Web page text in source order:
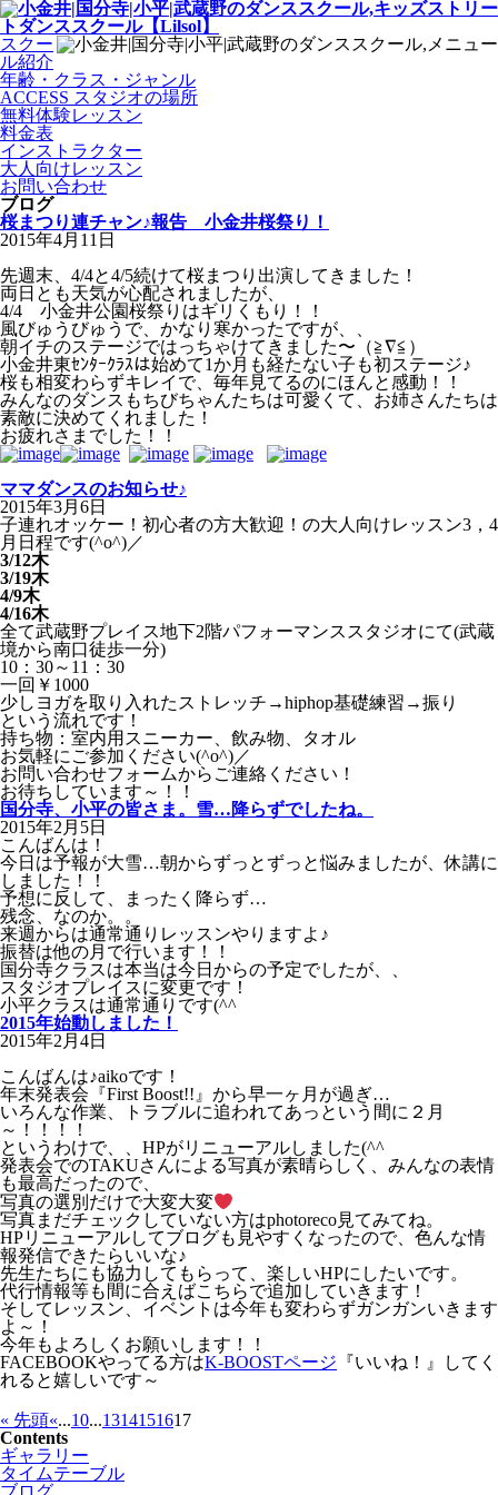
スクー
ル紹介
年齢・クラス・ジャンル
ACCESS スタジオの場所
無料体験レッスン
料金表
インストラクター
大人向けレッスン
お問い合わせ
ブログ
桜まつり連チャン♪報告 小金井桜祭り！
2015年4月11日
先週末、4/4と4/5続けて桜まつり出演してきました！
両日とも天気が心配されましたが、
4/4 小金井公園桜祭りはギリくもり！！
風びゅうびゅうで、かなり寒かったですが、、
朝イチのステージではっちゃけてきました〜（≧∇≦）
小金井東ｾﾝﾀｰｸﾗｽは始めて1か月も経たない子も初ステージ♪
桜も相変わらずキレイで、毎年見てるのにほんと感動！！
みんなのダンスもちびちゃんたちは可愛くて、お姉さんたちは
素敵に決めてくれました！
お疲れさまでした！！
ママダンスのお知らせ♪
2015年3月6日
子連れオッケー！初心者の方大歓迎！の大人向けレッスン3，4
月日程です(^o^)／
3/12木
3/19木
4/9木
4/16木
全て武蔵野プレイス地下2階パフォーマンススタジオにて(武蔵
境から南口徒歩一分)
10：30～11：30
一回￥1000
少しヨガを取り入れたストレッチ→hiphop基礎練習→振り
という流れです！
持ち物：室内用スニーカー、飲み物、タオル
お気軽にご参加ください(^o^)／
お問い合わせフォームからご連絡ください！
お待ちしています～！！
国分寺、小平の皆さま。雪…降らずでしたね。
2015年2月5日
こんばんは！
今日は予報が大雪…朝からずっとずっと悩みましたが、休講に
しました！！
予想に反して、まったく降らず…
残念、なのか。。
来週からは通常通りレッスンやりますよ♪
振替は他の月で行います！！
国分寺クラスは本当は今日からの予定でしたが、、
スタジオプレイスに変更です！
小平クラスは通常通りです(^^ゞ
2015年始動しました！
2015年2月4日
こんばんは♪aikoです！
年末発表会『First Boost!!』から早一ヶ月が過ぎ…
いろんな作業、トラブルに追われてあっという間に２月
～！！！！
というわけで、、HPがリニューアルしました(^^ゞ
発表会でのTAKUさんによる写真が素晴らしく、みんなの表情
も最高だったので、
写真の選別だけで大変大変
写真まだチェックしていない方はphotoreco見てみてね。
HPリニューアルしてブログも見やすくなったので、色んな情
報発信できたらいいな♪
先生たちにも協力してもらって、楽しいHPにしたいです。
代行情報等も間に合えばこちらで追加していきます！
そしてレッスン、イベントは今年も変わらずガンガンいきます
よ～！
今年もよろしくお願いします！！
FACEBOOKやってる方はK-BOOSTページ 『いいね！』してく
れると嬉しいです～
« 先頭«...10...1314151617
Contents
ギャラリー
タイムテーブル